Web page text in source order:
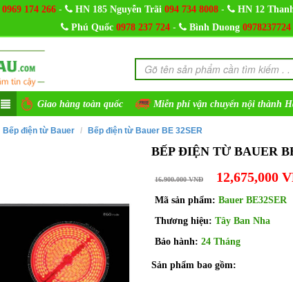
0969 174 266- HN 185 Nguyễn Trãi 094 734 8008- HN 12
Phú Quốc 0978 237 724 - Bình Duong 0978237724
Giao hàng toàn quốc Miễn phí vận chuyển nội thành
Bếp điện từ Bauer Bếp điện từ Bauer BE 32SER
BẾP ĐIỆN TỪ BAUER
16.900.000 VNĐ 12,675,000
Mã sản phẩm: Bauer BE32SER
Thương hiệu: Tây Ban Nha
Bảo hành: 24 Tháng
Sản phẩm bao gồm: